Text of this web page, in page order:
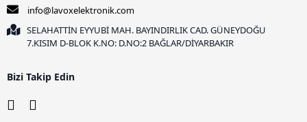
info@lavoxelektronik.com
SELAHATTİN EYYUBİ MAH. BAYINDIRLIK CAD. GÜNEYDOĞU
7.KISIM D-BLOK K.NO: D.NO:2 BAĞLAR/DİYARBAKIR
Bizi Takip Edin